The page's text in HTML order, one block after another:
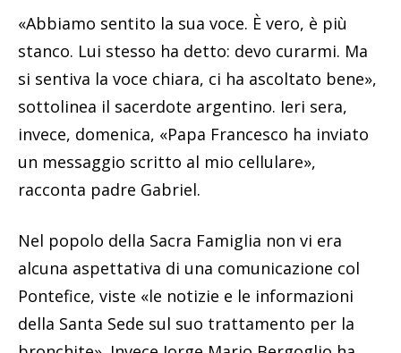
«Abbiamo sentito la sua voce. È vero, è più
stanco. Lui stesso ha detto: devo curarmi. Ma
si sentiva la voce chiara, ci ha ascoltato bene»,
sottolinea il sacerdote argentino. Ieri sera,
invece, domenica, «Papa Francesco ha inviato
un messaggio scritto al mio cellulare»,
racconta padre Gabriel.
Nel popolo della Sacra Famiglia non vi era
alcuna aspettativa di una comunicazione col
Pontefice, viste «le notizie e le informazioni
della Santa Sede sul suo trattamento per la